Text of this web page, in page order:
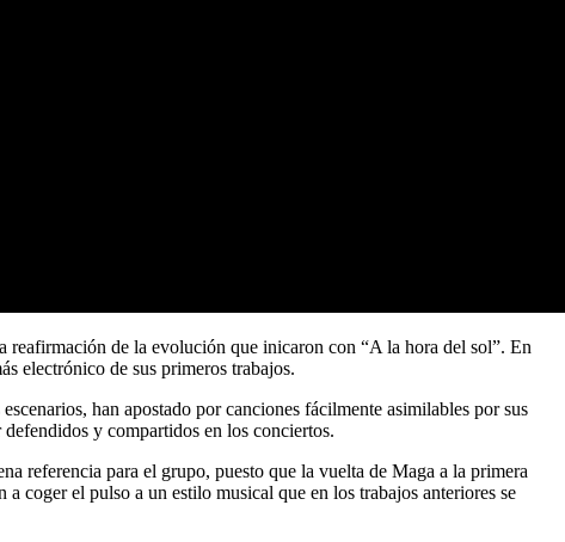
de la evolución que inicaron con “A la hora del sol”. En
electrónico de sus primeros trabajos.
han apostado por canciones fácilmente asimilables por sus
defendidos y compartidos en los conciertos.
referencia para el grupo, puesto que la vuelta de Maga a la primera
coger el pulso a un estilo musical que en los trabajos anteriores se